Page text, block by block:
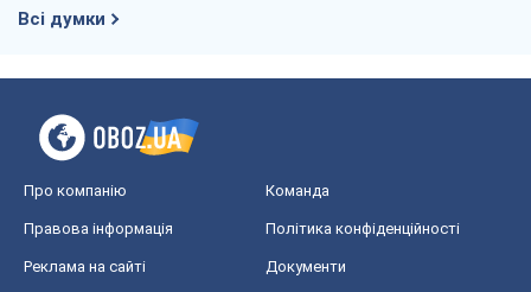
Всі думки
Про компанію Команда
Правова інформація Політика конфіденційності
Реклама на сайті Документи